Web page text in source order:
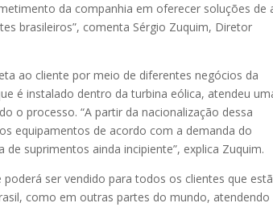
da companhia em oferecer soluções de
brasileiros”, comenta Sérgio Zuquim, Diretor
ao cliente por meio de diferentes negócios da
é instalado dentro da turbina eólica, atendeu
o processo. “A partir da nacionalização dessa
equipamentos de acordo com a demanda do
suprimentos ainda incipiente”, explica Zuquim.
ser vendido para todos os clientes que
como em outras partes do mundo, atendendo